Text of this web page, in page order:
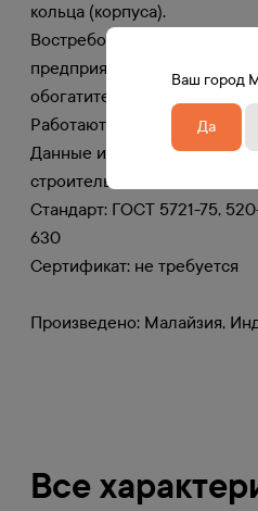
кольца (корпуса).
Востребованы в агрегатах
предприятий. Применяются
обогатительных и
Работают в нефтедобыче и
Данные изделия можно
строительной и спецтехнике.
Стандарт: ГОСТ 5721-75,
630
Сертификат: не требуется
Произведено: Малайзия,
Все
Ваш город
Да